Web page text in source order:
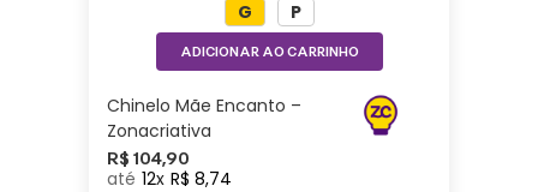
Chinelo Mãe Encanto –
Zonacriativa
R$ 104,90
12 R$ 8,74
G P
ADICIONAR AO CARRINHO